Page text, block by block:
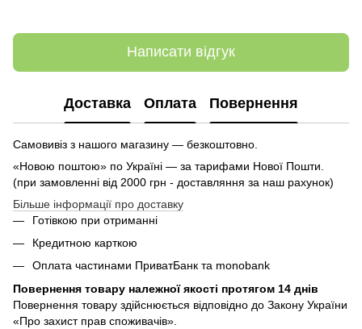
Написати відгук
Доставка Оплата Повернення
Самовивіз з нашого магазину — безкоштовно.
«Новою поштою» по Україні — за тарифами Нової Пошти.
(при замовленні від 2000 грн - доставляння за наш рахунок)
Більше інформації про доставку
Готівкою при отриманні
Кредитною карткою
Оплата частинами ПриватБанк та monobank
Повернення товару належної якості протягом 14 днів
Повернення товару здійснюється відповідно до Закону України
«Про захист прав споживачів».